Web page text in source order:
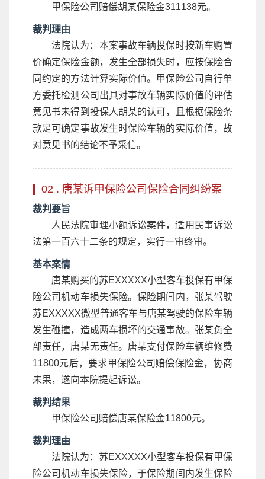
甲保险公司赔偿胡某保险金311138元。
裁判理由
法院认为：本案事故车辆投保时按新车购置
价确定保险金额，发生全部损失时，应按保险合
同约定的方法计算实际价值。甲保险公司自行单
方委托检测公司出具对事故车辆实际价值的评估
意见书未得到投保人胡某的认可，且根据保险条
款足可确定事故发生时保险车辆的实际价值，故
对意见书的结论不予采信。
02 . 唐某诉甲保险公司保险合同纠纷案
裁判要旨
人民法院审理小额诉讼案件，适用民事诉讼
法第一百六十二条的规定，实行一审终审。
基本案情
唐某购买的苏EXXXXX小型客车投保有甲保
险公司机动车损失保险。保险期间内，张某驾驶
苏EXXXXX微型普通客车与唐某驾驶的保险车辆
发生碰撞，造成两车损坏的交通事故。张某负全
部责任，唐某无责任。唐某支付保险车辆维修费
11800元后，要求甲保险公司赔偿保险金，协商
未果，遂向本院提起诉讼。
裁判结果
甲保险公司赔偿唐某保险金11800元。
裁判理由
法院认为：苏EXXXXX小型客车投保有甲保
险公司机动车损失保险，于保险期间内发生保险